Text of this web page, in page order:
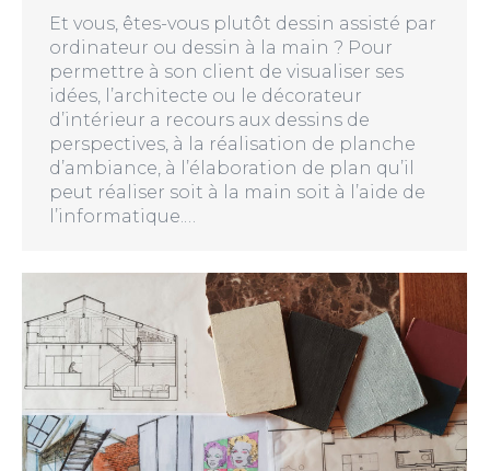
Et vous, êtes-vous plutôt dessin assisté par
ordinateur ou dessin à la main ? Pour
permettre à son client de visualiser ses
idées, l’architecte ou le décorateur
d’intérieur a recours aux dessins de
perspectives, à la réalisation de planche
d’ambiance, à l’élaboration de plan qu’il
peut réaliser soit à la main soit à l’aide de
l’informatique.…